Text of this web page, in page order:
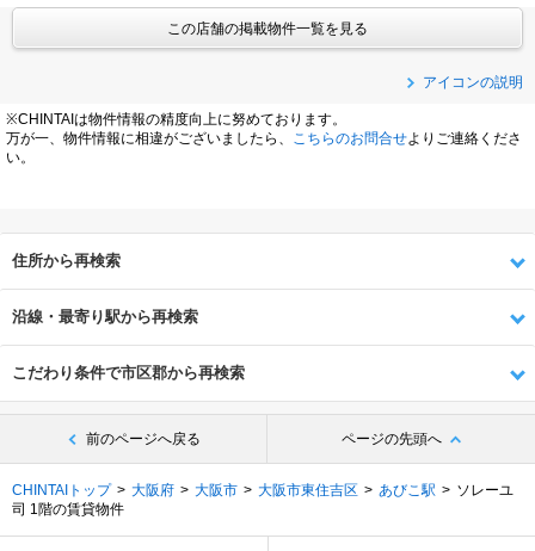
この店舗の掲載物件一覧を見る
アイコンの説明
※CHINTAIは物件情報の精度向上に努めております。
万が一、物件情報に相違がございましたら、
こちらのお問合せよりご連絡くださ
い。
住所から再検索
沿線・最寄り駅から再検索
こだわり条件で市区郡から再検索
前のページへ戻る ページの先頭へ
CHINTAIトップ 大阪府 大阪市 大阪市東住吉区 あびこ駅
ソレーユ
司 1階の賃貸物件